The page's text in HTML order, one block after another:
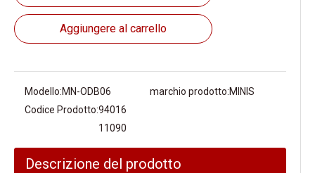
Aggiungere al carrello
Modello:MN-ODB06 marchio prodotto:MINIS
Codice Prodotto:94016
11090
Descrizione del prodotto